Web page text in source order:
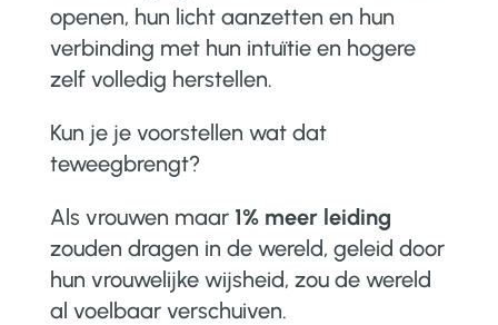
openen, hun licht aanzetten en hun
verbinding met hun intuïtie en hogere
zelf volledig herstellen.
Kun je je voorstellen wat dat
teweegbrengt?
Als vrouwen maar 1% meer leiding
zouden dragen in de wereld, geleid door
hun vrouwelijke wijsheid, zou de wereld
al voelbaar verschuiven.